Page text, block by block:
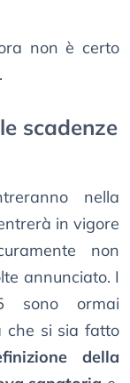
non è certo
scadenze
nella
in vigore
non
annunciato. I
sono ormai
che si sia fatto
della